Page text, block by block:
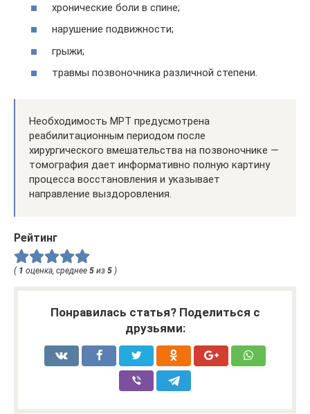
хронические боли в спине;
нарушение подвижности;
грыжи;
травмы позвоночника различной степени.
Необходимость МРТ предусмотрена
реабилитационным периодом после
хирургического вмешательства на позвоночнике —
томография дает информативно полную картину
процесса восстановления и указывает
направление выздоровления.
Рейтинг
( 1 оценка, среднее 5 из 5 )
Понравилась статья? Поделиться с
друзьями: